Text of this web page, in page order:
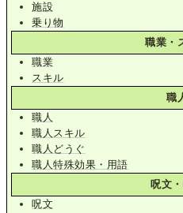
施設
乗り物
職業・
職業
スキル
職
職人
職人スキル
職人どうぐ
職人特殊効果・用語
呪文
呪文